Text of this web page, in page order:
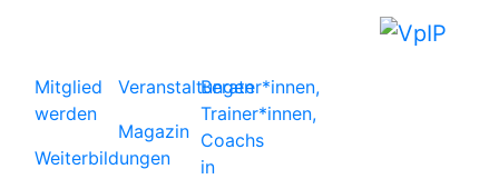
Mitglied
werden
Weiterbildungen
Veranstaltungen
Magazin
Berater*innen,
Trainer*innen,
Coachs
in